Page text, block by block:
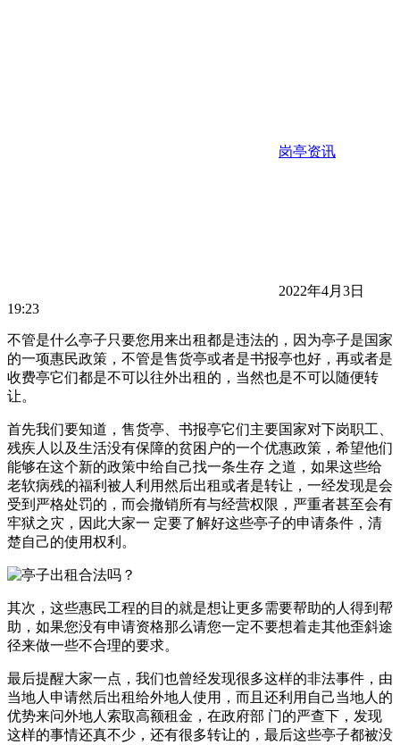
岗亭资讯
2022年4月3日
19:23
不管是什么亭子只要您用来出租都是违法的，因为亭子是国家
的一项惠民政策，不管是售货亭或者是书报亭也好，再或者是
收费亭它们都是不可以往外出租的，当然也是不可以随便转
让。
首先我们要知道，售货亭、书报亭它们主要国家对下岗职工、
残疾人以及生活没有保障的贫困户的一个优惠政策，希望他们
能够在这个新的政策中给自己找一条生存 之道，如果这些给
老软病残的福利被人利用然后出租或者是转让，一经发现是会
受到严格处罚的，而会撤销所有与经营权限，严重者甚至会有
牢狱之灾，因此大家一 定要了解好这些亭子的申请条件，清
楚自己的使用权利。
其次，这些惠民工程的目的就是想让更多需要帮助的人得到帮
助，如果您没有申请资格那么请您一定不要想着走其他歪斜途
径来做一些不合理的要求。
最后提醒大家一点，我们也曾经发现很多这样的非法事件，由
当地人申请然后出租给外地人使用，而且还利用自己当地人的
优势来问外地人索取高额租金，在政府部 门的严查下，发现
这样的事情还真不少，还有很多转让的，最后这些亭子都被没